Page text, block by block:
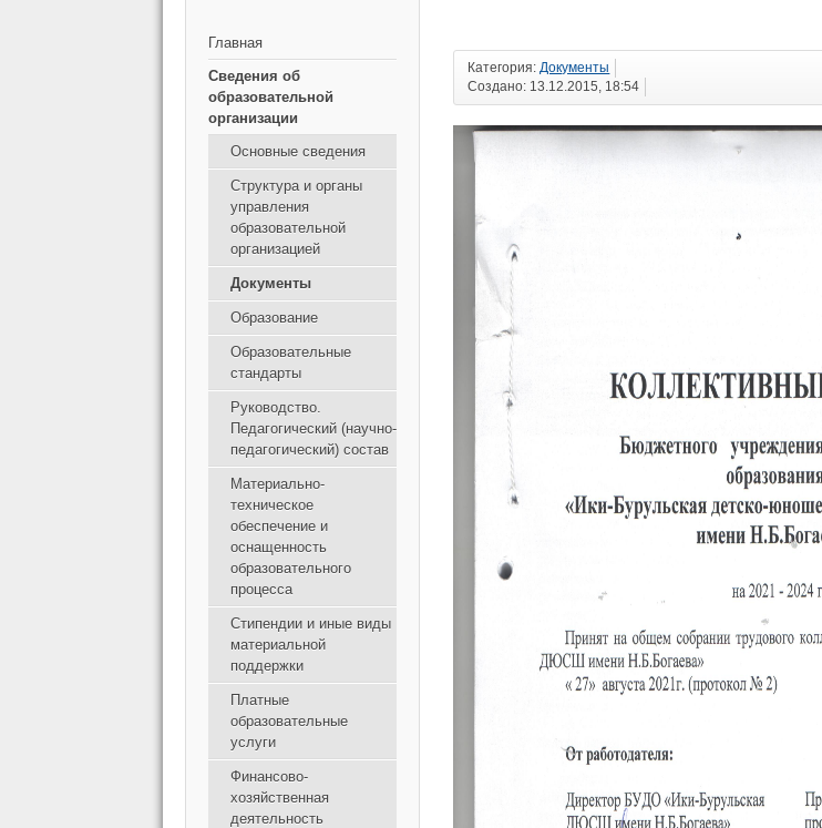
Главная
Сведения об
образовательной
организации
Основные сведения
Структура и органы
управления
образовательной
организацией
Документы
Образование
Образовательные
стандарты
Руководство.
Педагогический (научно-
педагогический) состав
Материально-
техническое
обеспечение и
оснащенность
образовательного
процесса
Стипендии и иные виды
материальной
поддержки
Платные
образовательные
услуги
Финансово-
хозяйственная
деятельность
Категория:Документы
Создано: 13.12.2015, 18:54